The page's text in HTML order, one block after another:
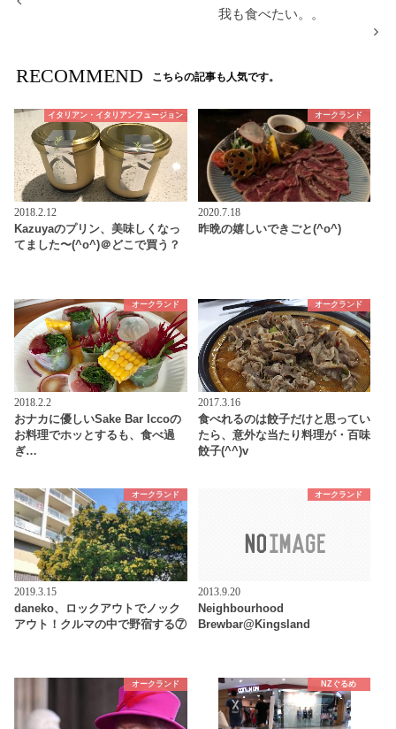
我も食べたい。。
RECOMMEND こちらの記事も人気です。
イタリアン・イタリアンフュージョン
2018.2.12
Kazuyaのプリン、美味しくなっ
てました〜(^o^)＠どこで買う？
オークランド
2020.7.18
昨晩の嬉しいできごと(^o^)
オークランド
2018.2.2
おナカに優しいSake Bar Iccoの
お料理でホッとするも、食べ過
ぎ…
オークランド
2017.3.16
食べれるのは餃子だけと思ってい
たら、意外な当たり料理が・百味
餃子(^^)v
オークランド
2019.3.15
daneko、ロックアウトでノック
アウト！クルマの中で野宿する⑦
オークランド
2013.9.20
Neighbourhood
Brewbar@Kingsland
オークランド NZぐるめ